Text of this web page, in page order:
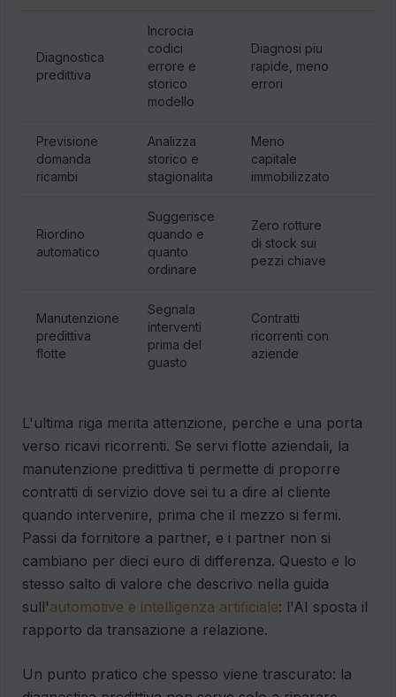
Diagnostica
predittiva
Incrocia
codici
errore e
storico
modello
Diagnosi piu
rapide, meno
errori
Previsione
domanda
ricambi
Analizza
storico e
stagionalita
Meno
capitale
immobilizzato
Riordino
automatico
Suggerisce
quando e
quanto
ordinare
Zero rotture
di stock sui
pezzi chiave
Manutenzione
predittiva
flotte
Segnala
interventi
prima del
guasto
Contratti
ricorrenti con
aziende
L'ultima riga merita attenzione, perche e una porta
verso ricavi ricorrenti. Se servi flotte aziendali, la
manutenzione predittiva ti permette di proporre
contratti di servizio dove sei tu a dire al cliente
quando intervenire, prima che il mezzo si fermi.
Passi da fornitore a partner, e i partner non si
cambiano per dieci euro di differenza. Questo e lo
stesso salto di valore che descrivo nella guida
sull'automotive e intelligenza artificiale: l'AI sposta il
rapporto da transazione a relazione.
Un punto pratico che spesso viene trascurato: la